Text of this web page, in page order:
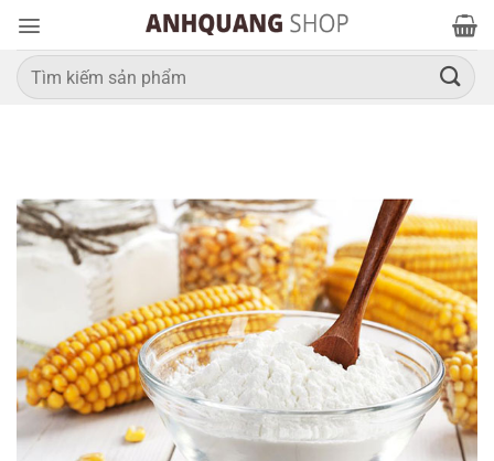
qua
nội
dung
Tìm
kiếm: